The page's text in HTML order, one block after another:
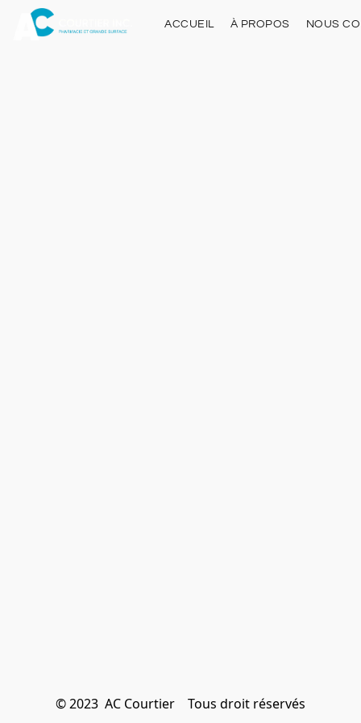
ACCUEIL À PROPOS NOUS
© 2023  AC Courtier    Tous droit réservés